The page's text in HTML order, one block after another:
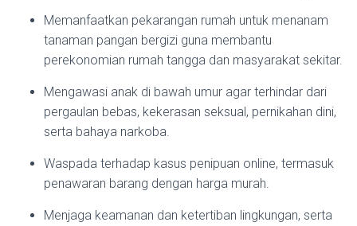
Memanfaatkan pekarangan rumah untuk menanam
tanaman pangan bergizi guna membantu
perekonomian rumah tangga dan masyarakat sekitar.
Mengawasi anak di bawah umur agar terhindar dari
pergaulan bebas, kekerasan seksual, pernikahan dini,
serta bahaya narkoba.
Waspada terhadap kasus penipuan online, termasuk
penawaran barang dengan harga murah.
Menjaga keamanan dan ketertiban lingkungan, serta